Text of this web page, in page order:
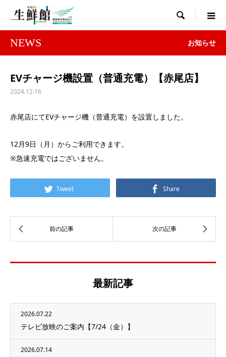

NEWS お知らせ
EVチャージ機設置（普通充電）【赤尾店】
2024.12.16
赤尾店にてEVチャージ機（普通充電）を設置しました。
12月9日（月）からご利用できます。
※急速充電ではございません。
Tweet Share
最新記事
2026.07.22
テレビ放映のご案内【7/24（金）】
2026.07.14